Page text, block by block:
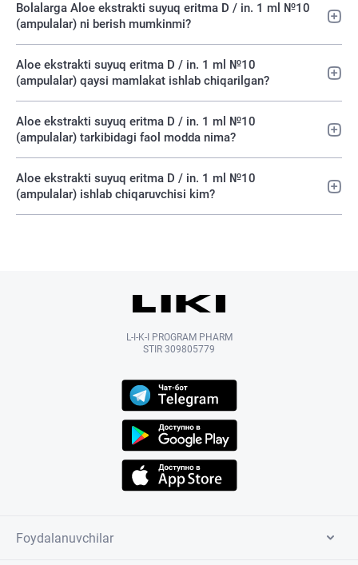
Bolalarga Aloe ekstrakti suyuq eritma D / in. 1 ml №10
(ampulalar) ni berish mumkinmi?
Aloe ekstrakti suyuq eritma D / in. 1 ml №10
(ampulalar) qaysi mamlakat ishlab chiqarilgan?
Aloe ekstrakti suyuq eritma D / in. 1 ml №10
(ampulalar) tarkibidagi faol modda nima?
Aloe ekstrakti suyuq eritma D / in. 1 ml №10
(ampulalar) ishlab chiqaruvchisi kim?
L-I-K-I PROGRAM PHARM
STIR 309805779
Foydalanuvchilar